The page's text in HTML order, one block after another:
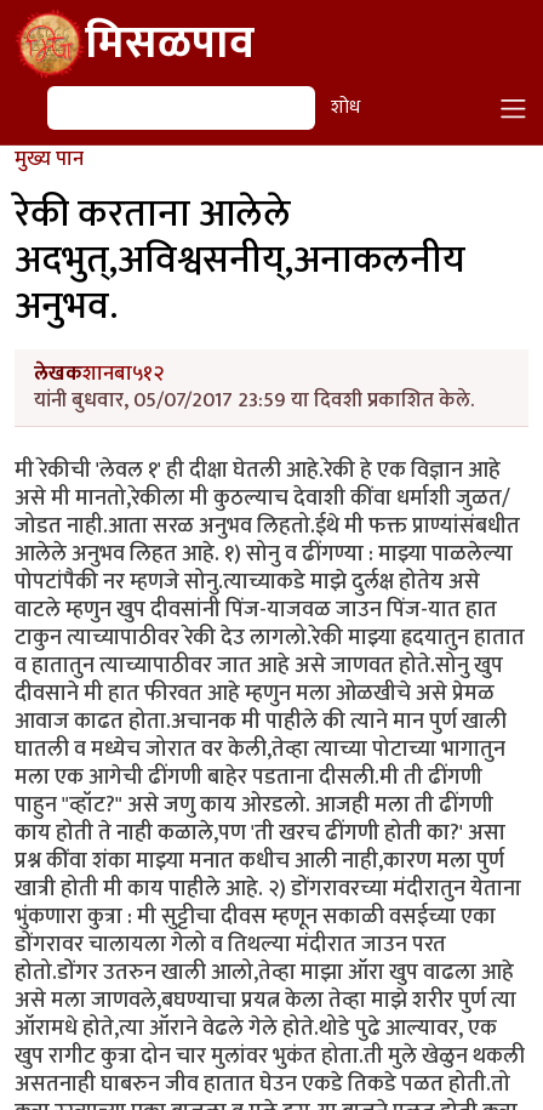
Skip to main contentमिसळपाव
शोध शोध
मुख्य पान
रेकी करताना आलेले
अदभुत्,अविश्वसनीय्,अनाकलनीय
अनुभव.
लेखकशानबा५१२
यांनी बुधवार, 05/07/2017 23:59 या दिवशी प्रकाशित केले.
मी रेकीची 'लेवल १' ही दीक्षा घेतली आहे.रेकी हे एक विज्ञान आहे
असे मी मानतो,रेकीला मी कुठल्याच देवाशी कींवा धर्माशी जुळत/
जोडत नाही.आता सरळ अनुभव लिहतो.ईथे मी फक्त प्राण्यांसंबधीत
आलेले अनुभव लिहत आहे. १) सोनु व ढींगण्या : माझ्या पाळलेल्या
पोपटांपैकी नर म्हणजे सोनु.त्याच्याकडे माझे दुर्लक्ष होतेय असे
वाटले म्हणुन खुप दीवसांनी पिंज-याजवळ जाउन पिंज-यात हात
टाकुन त्याच्यापाठीवर रेकी देउ लागलो.रेकी माझ्या ह्रदयातुन हातात
व हातातुन त्याच्यापाठीवर जात आहे असे जाणवत होते.सोनु खुप
दीवसाने मी हात फीरवत आहे म्हणुन मला ओळखीचे असे प्रेमळ
आवाज काढत होता.अचानक मी पाहीले की त्याने मान पुर्ण खाली
घातली व मध्येच जोरात वर केली,तेव्हा त्याच्या पोटाच्या भागातुन
मला एक आगेची ढींगणी बाहेर पडताना दीसली.मी ती ढींगणी
पाहुन "व्हॉट?" असे जणु काय ओरडलो. आजही मला ती ढींगणी
काय होती ते नाही कळाले,पण 'ती खरच ढींगणी होती का?' असा
प्रश्न कींवा शंका माझ्या मनात कधीच आली नाही,कारण मला पुर्ण
खात्री होती मी काय पाहीले आहे. २) डोंगरावरच्या मंदीरातुन येताना
भुंकणारा कुत्रा : मी सुट्टीचा दीवस म्हणून सकाळी वसईच्या एका
डोंगरावर चालायला गेलो व तिथल्या मंदीरात जाउन परत
होतो.डोंगर उतरुन खाली आलो,तेव्हा माझा ऑरा खुप वाढला आहे
असे मला जाणवले,बघण्याचा प्रयत्न केला तेव्हा माझे शरीर पुर्ण त्या
ऑरामधे होते,त्या ऑराने वेढले गेले होते.थोडे पुढे आल्यावर, एक
खुप रागीट कुत्रा दोन चार मुलांवर भुकंत होता.ती मुले खेळुन थकली
असतनाही घाबरुन जीव हातात घेउन एकडे तिकडे पळत होती.तो